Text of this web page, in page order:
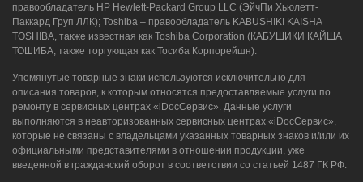
правообладатель HP Hewlett-Packard Group LLC (ЭйчПи Хьюлетт-
Паккард Груп ЛЛК); Toshiba – правообладатель KABUSHIKI KAISHA
TOSHIBA, также известная как Toshiba Corporation (КАБУШИКИ КАЙША
ТОШИБА, также торгующая как Тосиба Корпорейшн).
Упомянутые товарные знаки используются исключительно для
описания товаров, к которым относятся предоставляемые услуги по
ремонту в сервисных центрах «iDocСервис». Данные услуги
выполняются в неавторизованных сервисных центрах «iDocСервис»,
которые не связаны с владельцами указанных товарных знаков и/или их
официальными представителями в отношении продукции, уже
введенной в гражданский оборот в соответствии со статьей 1487 ГК РФ.